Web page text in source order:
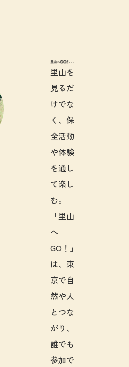
里山へGO!と
里山を
見るだ
けでな
く、保
全活動
や体験
を通し
て楽し
む。
「里山
へ
GO！」
は、東
京で自
然や人
とつな
がり、
誰でも
参加で